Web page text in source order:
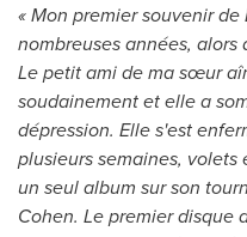
« Mon premier souvenir
nombreuses années, alors
Le petit ami de ma sœur
soudainement et elle a
dépression. Elle s'est
plusieurs semaines,
un seul album sur son
Cohen. Le premier disque